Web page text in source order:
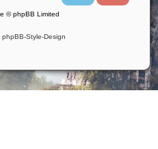
i
u
© phpBB Limited
phpBB-Style-Design